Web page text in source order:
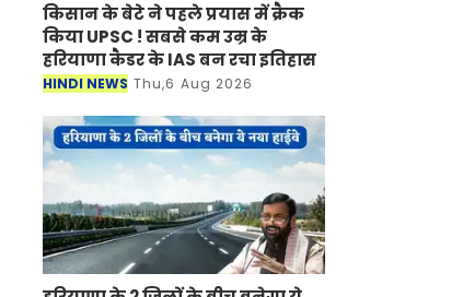
किसान के बेटे ने पहले प्रयास में क्रैक
किया UPSC ! सबसे कम उम्र के
हरियाणा कैडर के IAS बन रचा इतिहास
HINDI NEWS Thu,6 Aug 2026